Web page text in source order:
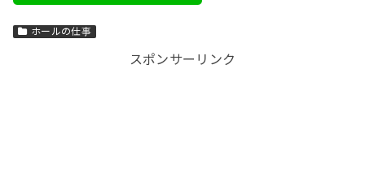
ホールの仕事
スポンサーリンク